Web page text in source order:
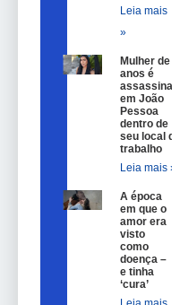
Leia mais
»
Mulher de 25
anos é
assassinada
em João
Pessoa
dentro de
seu local de
trabalho
Leia mais »
A época
em que o
amor era
visto
como
doença –
e tinha
‘cura’